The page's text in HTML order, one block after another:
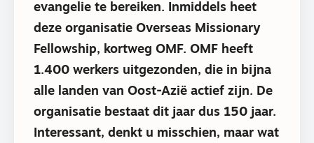
evangelie te bereiken. Inmiddels heet
deze organisatie Overseas Missionary
Fellowship, kortweg OMF. OMF heeft
1.400 werkers uitgezonden, die in bijna
alle landen van Oost-Azië actief zijn. De
organisatie bestaat dit jaar dus 150 jaar.
Interessant, denkt u misschien, maar wat